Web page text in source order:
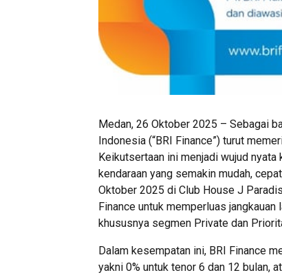
Medan, 26 Oktober 2025 – Sebagai
Indonesia (“BRI Finance”) turut
Keikutsertaan ini menjadi wujud
kendaraan yang semakin mudah,
Oktober 2025 di Club House J
Finance untuk memperluas
khususnya segmen Private dan
Dalam kesempatan ini, BRI Finance
yakni 0% untuk tenor 6 dan 12 bulan,